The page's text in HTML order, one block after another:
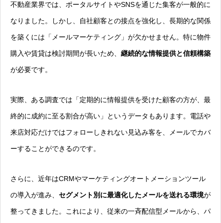
不動産業界では、ポータルサイトやSNSを通じた集客が一般的に
なりました。しかし、自社顧客との接点を強化し、長期的な関係
を築くには「メールマーケティング」が欠かせません。特に物件
購入や賃貸は検討期間が長いため、 継続的な情報提供と信頼構築
が必要です。
実際、ある調査では「定期的に情報提供を受けた顧客の方が、最
終的に成約に至る割合が高い」というデータもあります。電話や
来店対応だけではフォローしきれない見込み客を、メールでカバ
ーすることができるのです。
さらに、近年はCRMやマーケティングオートメーションツール
の導入が進み、 セグメント別に最適化したメールを送れる環境が
整ってきました。これにより、従来の一斉配信型メールから、パ